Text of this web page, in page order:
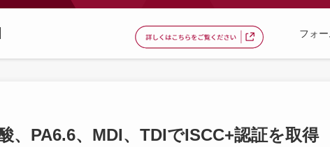
フォ
、PA6.6、MDI、TDIでISCC+認証を取得